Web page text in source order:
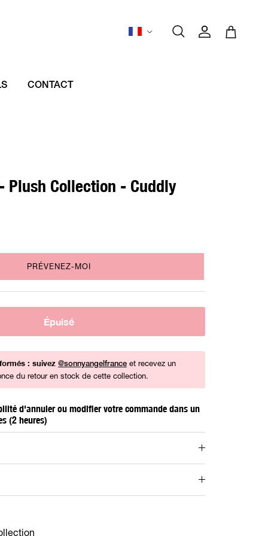
Langue
Compte
Recherche Panier
CONTACT
Plush Collection - Cuddly
PRÉVENEZ-MOI
Épuisé
: suivez @sonnyangelfrance et recevez un
du retour en stock de cette collection.
d'annuler ou modifier votre commande dans un
(2 heures)